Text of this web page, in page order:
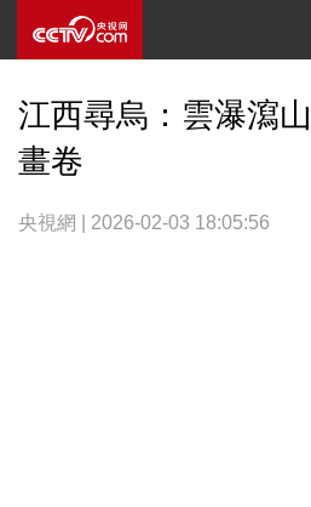
江西尋烏：雲瀑瀉
畫卷
央視網 | 2026-02-03 18:05:56